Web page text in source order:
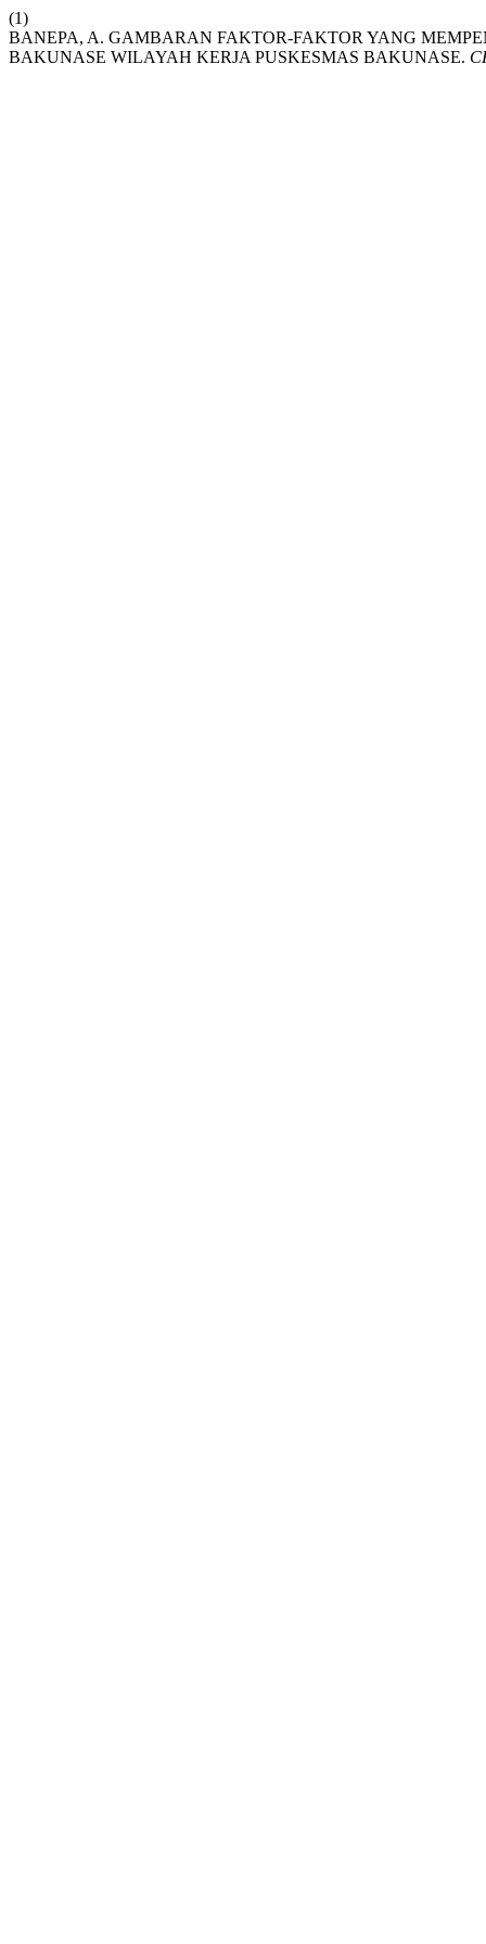
(1)
BANEPA, A. GAMBARAN FAKTOR-FAKTOR YANG
BAKUNASE WILAYAH KERJA PUSKESMAS BAKUNASE.